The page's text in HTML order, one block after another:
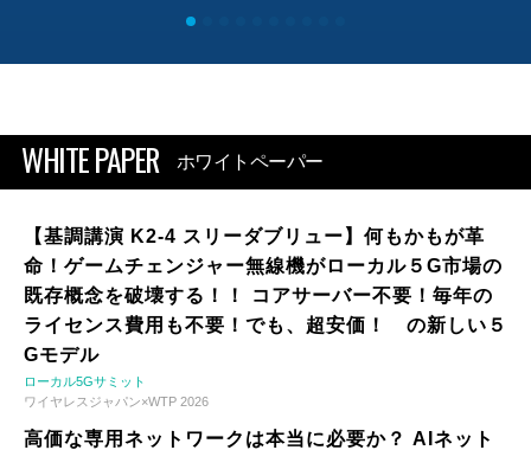
WHITE PAPER ホワイトペーパー
【基調講演 K2-4 スリーダブリュー】何もかもが革
命！ゲームチェンジャー無線機がローカル５G市場の
既存概念を破壊する！！ コアサーバー不要！毎年の
ライセンス費用も不要！でも、超安価！ の新しい５
Gモデル
ローカル5Gサミット
ワイヤレスジャパン×WTP 2026
高価な専用ネットワークは本当に必要か？ AIネット